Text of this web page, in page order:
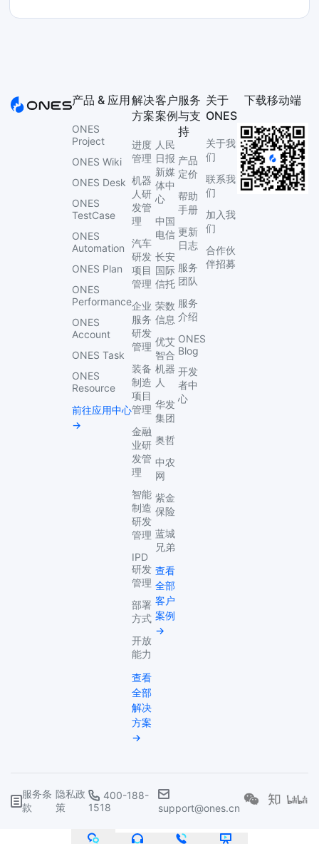
产品 & 应用
ONES
Project
ONES Wiki
ONES Desk
ONES
TestCase
ONES
Automation
ONES Plan
ONES
Performance
ONES
Account
ONES Task
ONES
Resource
前往应用中心
→
解决
方案
进度
管理
机器
人研
发管
理
汽车
研发
项目
管理
企业
服务
研发
管理
装备
制造
项目
管理
金融
业研
发管
理
智能
制造
研发
管理
IPD
研发
管理
部署
方式
开放
能力
查看
全部
解决
方案
→
客户
案例
人民
日报
新媒
体中
心
中国
电信
长安
国际
信托
荣数
信息
优艾
智合
机器
人
华发
集团
奥哲
中农
网
紫金
保险
蓝城
兄弟
查看
全部
客户
案例
→
服务
与支
持
产品
定价
帮助
手册
更新
日志
服务
团队
服务
介绍
ONES
Blog
开发
者中
心
关于
ONES
关于我
们
联系我
们
加入我
们
合作伙
伴招募
下载移动端
服务条
款
隐私政
策
400-188-
1518
support@ones.cn
©武汉复临科技有限公司 鄂ICP备2022020263号 鄂公网安备 42018502006395号